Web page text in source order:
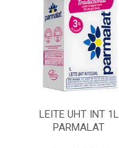
LEITE UHT INT 1L
PARMALAT